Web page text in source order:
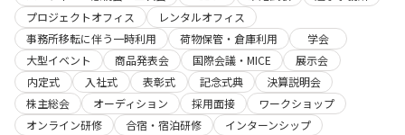
プロジェクトオフィス
レンタルオフィス
事務所移転に伴う一時利用
荷物保管・倉庫利用
学会
大型イベント
商品発表会 国際会議・MICE
展示会
内定式
入社式 表彰式 記念式典
決算説明会
株主総会
オーディション 採用面接
ワークショップ
オンライン研修
合宿・宿泊研修
インターンシップ